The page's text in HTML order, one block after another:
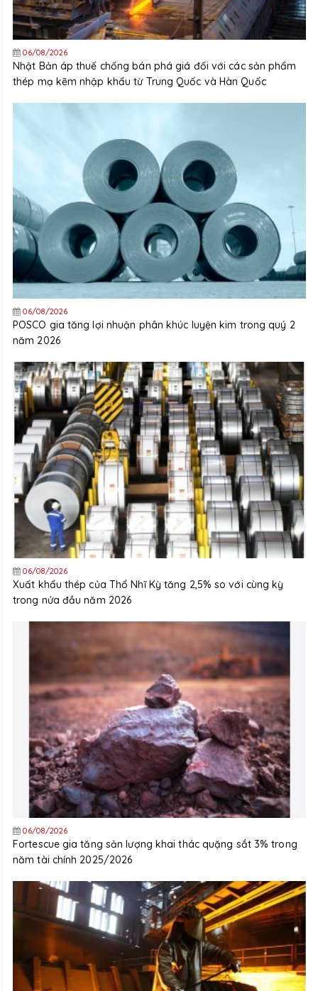
06/08/2026
Nhật Bản áp thuế chống bán phá giá đối với các sản phẩm
thép mạ kẽm nhập khẩu từ Trung Quốc và Hàn Quốc
06/08/2026
POSCO gia tăng lợi nhuận phân khúc luyện kim trong quý 2
năm 2026
06/08/2026
Xuất khẩu thép của Thổ Nhĩ Kỳ tăng 2,5% so với cùng kỳ
trong nửa đầu năm 2026
06/08/2026
Fortescue gia tăng sản lượng khai thác quặng sắt 3% trong
năm tài chính 2025/2026